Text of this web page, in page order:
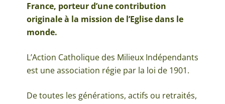
France, porteur d’une contribution
originale à la mission de l’Eglise dans le
monde.
L’Action Catholique des Milieux Indépendants
est une association régie par la loi de 1901.
De toutes les générations, actifs ou retraités,